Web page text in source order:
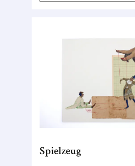
Spielzeug